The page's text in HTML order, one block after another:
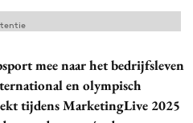
mee naar het bedrijfsleven
en olympisch
tijdens MarketingLive 2025